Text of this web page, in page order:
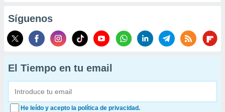
Síguenos
El Tiempo en tu email
He leído y acepto la política de privacidad.